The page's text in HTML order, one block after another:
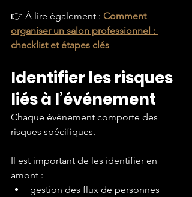
👉 À lire également : Comment
organiser un salon professionnel :
checklist et étapes clés
Identifier les risques
liés à l’événement
Chaque événement comporte des
risques spécifiques.
Il est important de les identifier en
amont :
gestion des flux de personnes